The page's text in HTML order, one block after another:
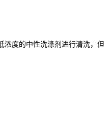
浓度的中性洗涤剂进行清洗，但